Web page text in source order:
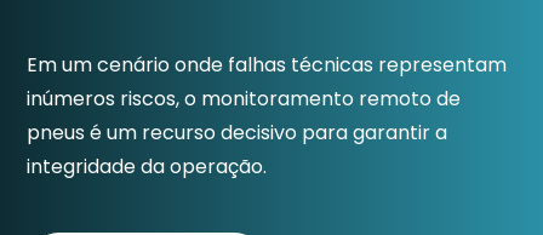
Em um cenário onde falhas técnicas representam
inúmeros riscos, o monitoramento remoto de
pneus é um recurso decisivo para garantir a
integridade da operação.